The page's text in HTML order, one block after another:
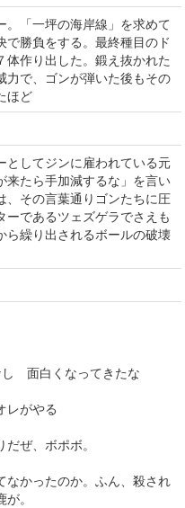
。「一坪の海岸線」を求めて
勝負をする。最終種目のド
体作り出した。鍛え抜かれた
力で、ゴンが弾いた後もその
ほど
としてジンに雇われている元
来たら手加減するな」を言い
、その言葉通りゴンたちに圧
であるツェズゲラでさえも
ら繰り出されるボールの破壊
し 面白くなってきたな
レがやる
ぜ、ボポボ。
なかったのか。ふん、殺され
。